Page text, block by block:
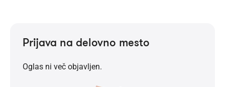
Prijava na delovno mesto
Oglas ni več objavljen.